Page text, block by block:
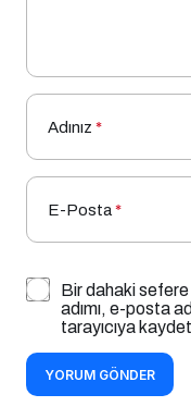
Adınız *
E-Posta*
Bir dahaki sefere
adımı, e-posta
tarayıcıya
YORUM GÖNDER